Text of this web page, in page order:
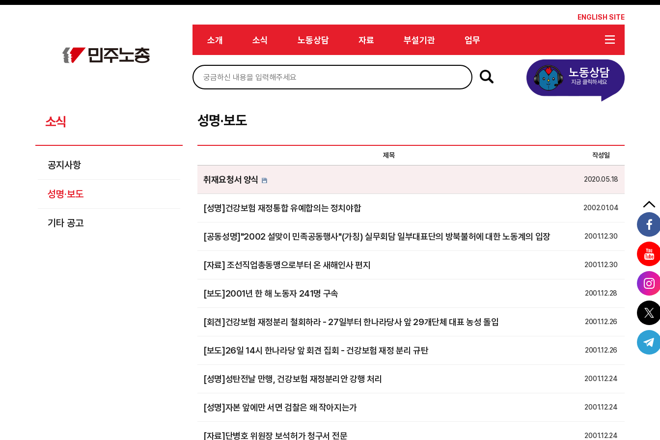
메뉴 건너뛰기
ENGLISH SITE
소개 소식 노동상담 자료 부설기관 업무
노동상담
지금 클릭하세요
소식
공지사항
성명·보도
기타 공고
성명·보도
제목 작성일
취재요청서 양식 2020.05.18
[성명]건강보험 재정통합 유예합의는 정치야합 2002.01.04
[공동성명]"2002 설맞이 민족공동행사"(가칭) 실무회담 일부대표단의 방북불허에 대한 노동계의 입장 2001.12.30
[자료] 조선직업총동맹으로부터 온 새해인사 편지 2001.12.30
[보도]2001년 한 해 노동자 241명 구속 2001.12.28
[회견]건강보험 재정분리 철회하라 - 27일부터 한나라당사 앞 29개단체 대표 농성 돌입 2001.12.26
[보도]26일 14시 한나라당 앞 회견 집회 - 건강보험 재정 분리 규탄 2001.12.26
[성명]성탄전날 만행, 건강보험 재정분리안 강행 처리 2001.12.24
[성명]자본 앞에만 서면 검찰은 왜 작아지는가 2001.12.24
[자료]단병호 위원장 보석허가 청구서 전문 2001.12.24
Sketchbook5, 스케치북5
Sketchbook5, 스케치북5